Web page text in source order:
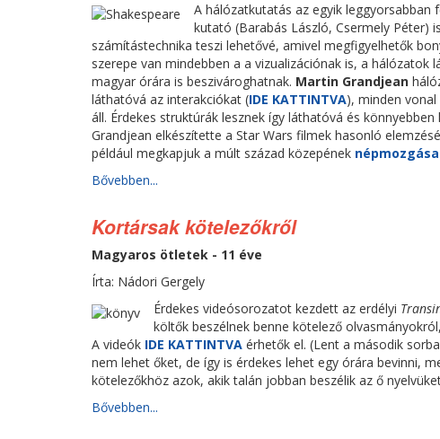
A hálózatkutatás az egyik
kutató (Barabás László, Csermely Péter)
számítástechnika teszi lehetővé, amivel megfigyelhetők
szerepe van mindebben a a vizualizációnak is, a
magyar órára is beszivároghatnak. Martin Grandjean
láthatóvá az interakciókat (IDE KATTINTVA), minden
áll. Érdekes struktúrák lesznek így láthatóvá és
Grandjean elkészítette a Star Wars filmek hasonló
például megkapjuk a múlt század közepének
Bővebben...
Kortársak kötelezőkről
Magyaros ötletek - 11 éve
Írta: Nádori Gergely
Érdekes videósorozatot kezdett az erdélyi
költők beszélnek benne kötelező
A videók IDE KATTINTVA érhetők el. (Lent a második
nem lehet őket, de így is érdekes lehet egy órára bevinni,
kötelezőkhöz azok, akik talán jobban beszélik az ő
Bővebben...